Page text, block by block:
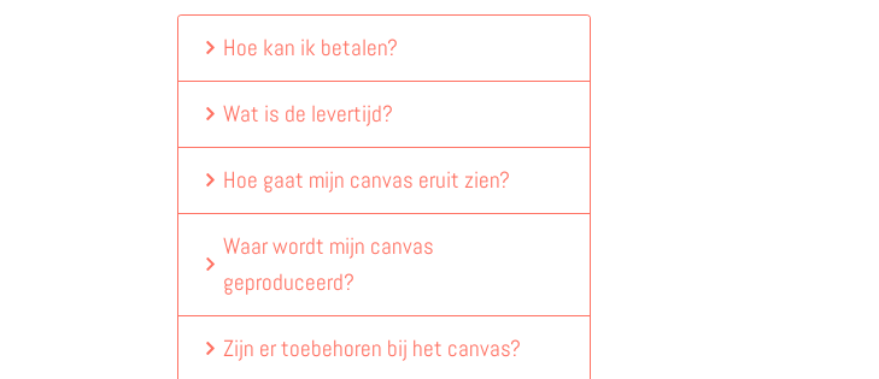
Hoe kan ik betalen?
Wat is de levertijd?
Hoe gaat mijn canvas eruit zien?
Waar wordt mijn canvas
geproduceerd?
Zijn er toebehoren bij het canvas?